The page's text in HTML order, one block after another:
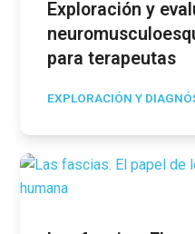
Exploración y
para terapeutas
EXPLORACIÓN Y